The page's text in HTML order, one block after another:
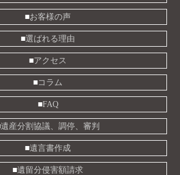
お客様の声
選ばれる理由
アクセス
コラム
FAQ
遺産分割協議、調停、審判
遺言書作成
遺留分侵害額請求